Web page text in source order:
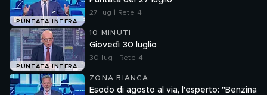
PUNTATA INTERA
27 lug | Rete 4
PUNTATA INTERA
10 MINUTI
Giovedì 30 luglio
30 lug | Rete 4
ZONA BIANCA
Esodo di agosto al via, l'esperto: "Benzina